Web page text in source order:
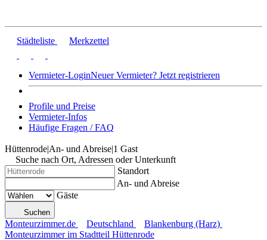
Städteliste Merkzettel
Vermieter-LoginNeuer Vermieter? Jetzt registrieren
Profile und Preise
Vermieter-Infos
Häufige Fragen / FAQ
Hüttenrode|An- und Abreise|1 Gast
Suche nach Ort, Adressen oder Unterkunft
Standort
An- und Abreise
Gäste
Suchen
Monteurzimmer.de Deutschland
Blankenburg (Harz)
Monteurzimmer im Stadtteil Hüttenrode